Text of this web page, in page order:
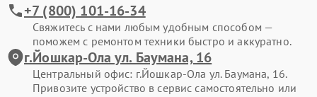
+7 (800) 101-16-34
Свяжитесь с нами любым удобным способом —
поможем с ремонтом техники быстро и аккуратно.
г.Йошкар-Ола ул. Баумана, 16
Центральный офис: г.Йошкар-Ола ул. Баумана, 16.
Привозите устройство в сервис самостоятельно или